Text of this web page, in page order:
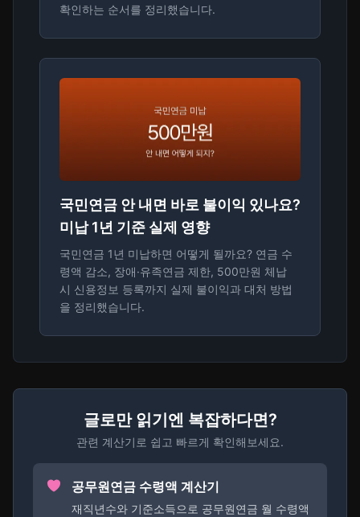
확인하는 순서를 정리했습니다.
국민연금 안 내면 바로 불이익 있나요?
미납 1년 기준 실제 영향
국민연금 1년 미납하면 어떻게 될까요? 연금 수
령액 감소, 장애·유족연금 제한, 500만원 체납
시 신용정보 등록까지 실제 불이익과 대처 방법
을 정리했습니다.
글로만 읽기엔 복잡하다면?
관련 계산기로 쉽고 빠르게 확인해보세요.
공무원연금 수령액 계산기
재직년수와 기준소득으로 공무원연금 월 수령액